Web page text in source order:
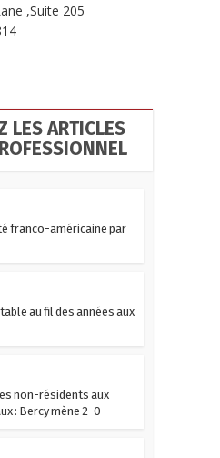
,Suite 205
LES ARTICLES
franco-américaine par
au fil des années aux
non-résidents aux
: Bercy mène 2-0